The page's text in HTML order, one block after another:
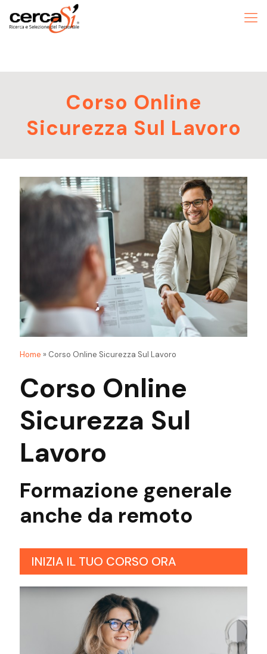
Corso Online
Sicurezza Sul Lavoro
Home » Corso Online Sicurezza Sul Lavoro
Corso Online
Sicurezza Sul
Lavoro
Formazione generale
anche da remoto
INIZIA IL TUO CORSO ORA